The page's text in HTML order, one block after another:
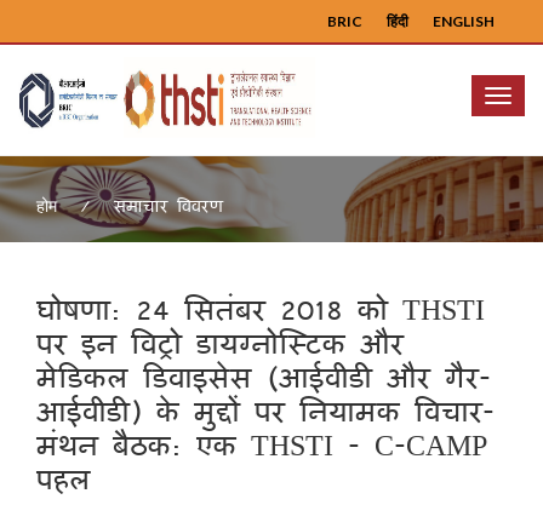
ENGLISH
हिंदी
BRIC
Menu
होम समाचार विवरण
घोषणा: 24 सितंबर 2018 को THSTI
पर इन विट्रो डायग्नोस्टिक और
मेडिकल डिवाइसेस (आईवीडी और गैर-
आईवीडी) के मुद्दों पर नियामक विचार-
मंथन बैठक: एक THSTI - C-CAMP
पहल